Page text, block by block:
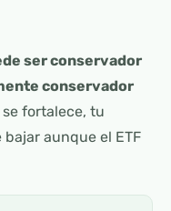
ser conservador
conservador
se fortalece, tu
aunque el ETF